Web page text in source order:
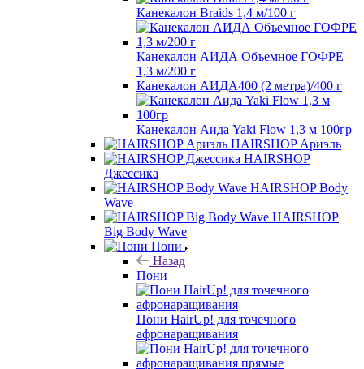
Канекалон Braids 1,4 м/100 г
Канекалон АИДА Объемное ГОФРЕ
1,3 м/200 г
Канекалон АИДА400 (2 метра)/400 г
Канекалон Аида Yaki Flow 1,3 м 100гр
HAIRSHOP Ариэль
HAIRSHOP
Джессика
HAIRSHOP Body
Wave
HAIRSHOP
Big Body Wave
Пони
Назад
Пони
Пони HairUp! для точечного
афронаращивания